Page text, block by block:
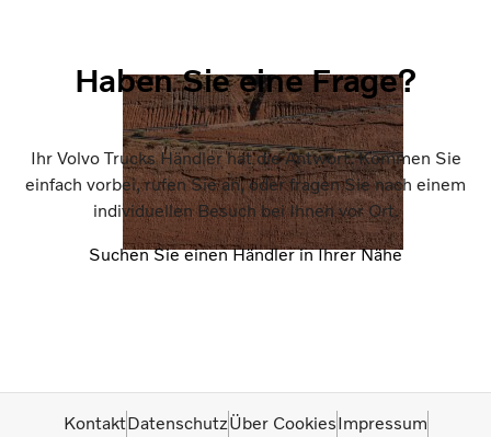
Haben Sie eine Frage?
Ihr Volvo Trucks Händler hat die Antwort. Kommen Sie
einfach vorbei, rufen Sie an, oder fragen Sie nach einem
individuellen Besuch bei Ihnen vor Ort.
Suchen Sie einen Händler in Ihrer Nähe
KontaktDatenschutzÜber CookiesImpressum